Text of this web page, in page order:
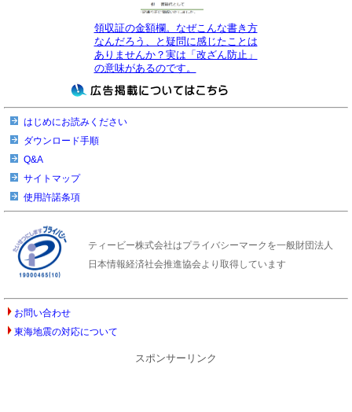
領収証の金額欄。なぜこんな書き方
なんだろう、と疑問に感じたことは
ありませんか？実は「改ざん防止」
の意味があるのです。
はじめにお読みください
ダウンロード手順
Q&A
サイトマップ
使用許諾条項
ティービー株式会社はプライバシーマークを一般財団法人
日本情報経済社会推進協会より取得しています
お問い合わせ
東海地震の対応について
スポンサーリンク